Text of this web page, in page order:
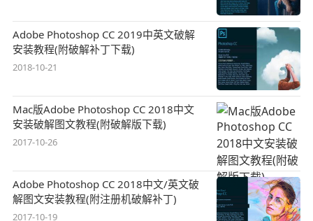
Adobe Photoshop CC 2019中英文破解
安装教程(附破解补丁下载)
2018-10-21
Mac版Adobe Photoshop CC 2018中文
安装破解图文教程(附破解版下载)
2017-10-26
Adobe Photoshop CC 2018中文/英文破
解图文安装教程(附注册机破解补丁)
2017-10-19